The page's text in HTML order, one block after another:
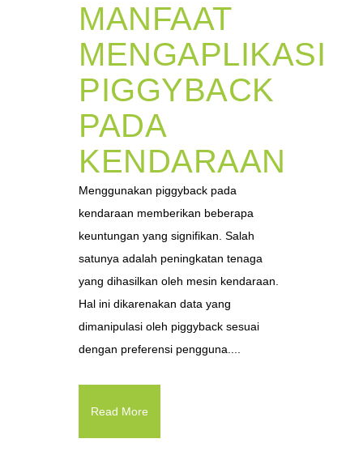
MANFAAT
MENGAPLIKASI
PIGGYBACK
PADA
KENDARAAN
Menggunakan piggyback pada
kendaraan memberikan beberapa
keuntungan yang signifikan. Salah
satunya adalah peningkatan tenaga
yang dihasilkan oleh mesin kendaraan.
Hal ini dikarenakan data yang
dimanipulasi oleh piggyback sesuai
dengan preferensi pengguna....
Read More